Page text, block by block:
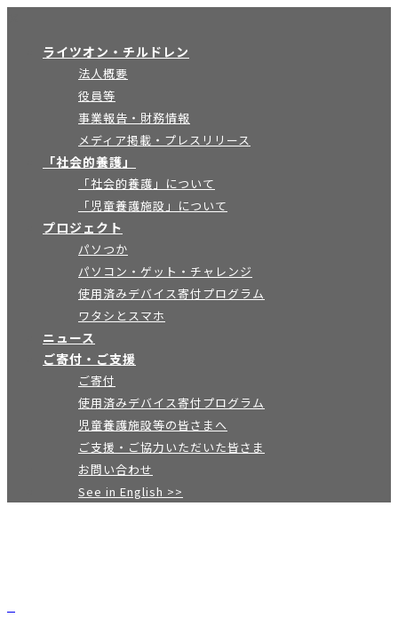
ライツオン・チルドレン
法人概要
役員等
事業報告・財務情報
メディア掲載・プレスリリース
「社会的養護」
「社会的養護」について
「児童養護施設」について
プロジェクト
パソつか
パソコン・ゲット・チャレンジ
使用済みデバイス寄付プログラム
ワタシとスマホ
ニュース
ご寄付・ご支援
ご寄付
使用済みデバイス寄付プログラム
児童養護施設等の皆さまへ
ご支援・ご協力いただいた皆さま
お問い合わせ
See in English >>